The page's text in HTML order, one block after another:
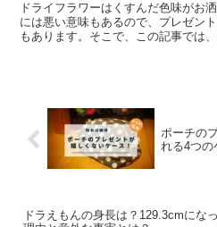
ドライフラワーはくすんだ色味がお
には悪い意味もあるので、プレゼン
もあります。そこで、この記事では
ポーチの
れる4つの
ドラえもんの身長は？129.3cmにな